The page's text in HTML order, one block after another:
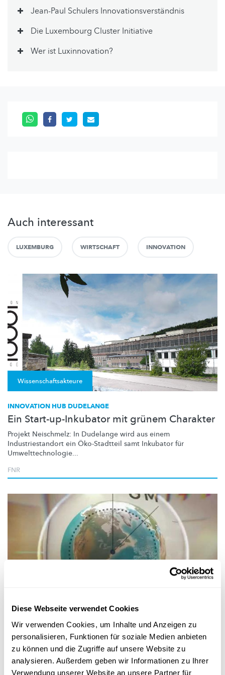
Diese Webseite verwendet Cookies
Wir verwenden Cookies, um Inhalte und Anzeigen zu
personalisieren, Funktionen für soziale Medien anbieten
zu können und die Zugriffe auf unsere Website zu
analysieren. Außerdem geben wir Informationen zu Ihrer
Verwendung unserer Website an unsere Partner für
Jean-Paul Schulers Innovationsverständnis
Die Luxembourg Cluster Initiative
Wer ist Luxinnovation?
Auch interessant
LUXEMBURG WIRTSCHAFT INNOVATION
Wissenschaftsakteure
INNOVATION HUB DUDELANGE
Ein Start-up-Inkubator mit grünem Charakter
Projekt Neischmelz: In Dudelange wird aus einem
Industriestandort ein Öko-Stadtteil samt Inkubator für
Umwelttechnologie...
FNR
THE COVETED INNOVATIONS OF LUXEMBOURG
A little piece of Luxembourg everywhere
Lëtzebuerg: Just eng Finanzplaatz? Dir wäert staunen, wat alles
hei zu Lëtzebuerg produzéiert gëtt a wou weltwäit lëtze...